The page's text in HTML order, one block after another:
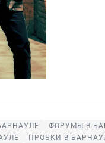
ФОРУМЫ В
ПРОБКИ В